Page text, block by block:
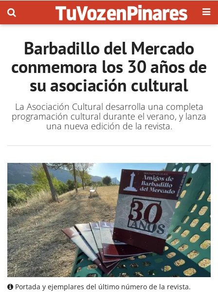
Barbadillo del Mercado
conmemora los 30 años de
su asociación cultural
La Asociación Cultural desarrolla una completa
programación cultural durante el verano, y lanza
una nueva edición de la revista.
Portada y ejemplares del último número de la revista.